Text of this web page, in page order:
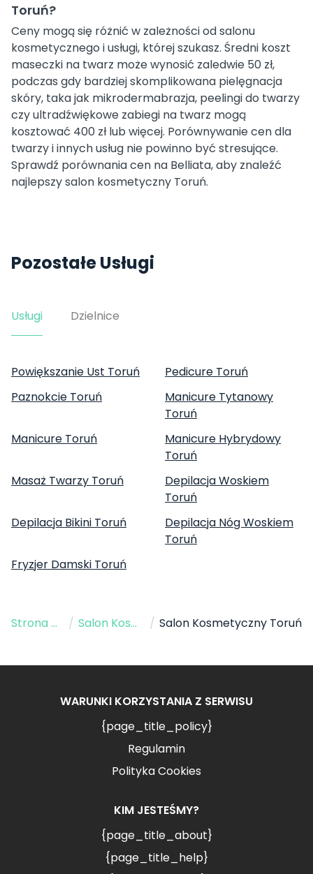
Toruń?
Ceny mogą się różnić w zależności od salonu
kosmetycznego i usługi, której szukasz. Średni koszt
maseczki na twarz może wynosić zaledwie 50 zł,
podczas gdy bardziej skomplikowana pielęgnacja
skóry, taka jak mikrodermabrazja, peelingi do twarzy
czy ultradźwiękowe zabiegi na twarz mogą
kosztować 400 zł lub więcej. Porównywanie cen dla
twarzy i innych usług nie powinno być stresujące.
Sprawdź porównania cen na Belliata, aby znaleźć
najlepszy salon kosmetyczny Toruń.
Pozostałe Usługi
Usługi Dzielnice
Powiększanie Ust Toruń
Pedicure Toruń
Paznokcie Toruń
Manicure Tytanowy
Toruń
Manicure Toruń
Manicure Hybrydowy
Toruń
Masaż Twarzy Toruń
Depilacja Woskiem
Toruń
Depilacja Bikini Toruń
Depilacja Nóg Woskiem
Toruń
Fryzjer Damski Toruń
Strona Główna / Salon Kosmetyczny / Salon Kosmetyczny Toruń
WARUNKI KORZYSTANIA Z SERWISU
{page_title_policy}
Regulamin
Polityka Cookies
KIM JESTEŚMY?
{page_title_about}
{page_title_help}